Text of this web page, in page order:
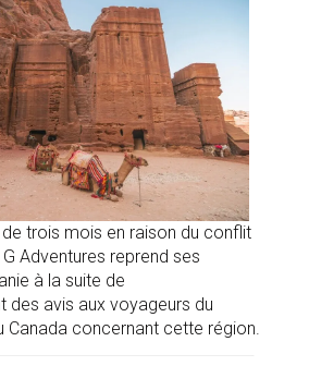
trois mois en raison du conflit
Adventures reprend ses
à la suite de
des avis aux voyageurs du
Canada concernant cette région.